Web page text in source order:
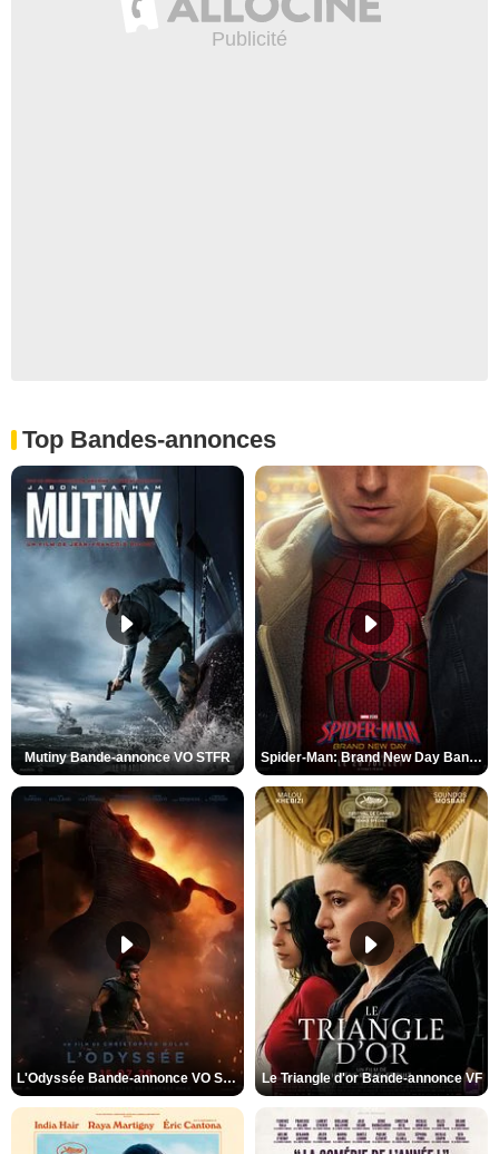
Top Bandes-annonces
Mutiny Bande-annonce VO STFR Spider-Man: Brand New Day Bande-annonce VO STFR
L'Odyssée Bande-annonce VO STFR Le Triangle d'or Bande-annonce VF